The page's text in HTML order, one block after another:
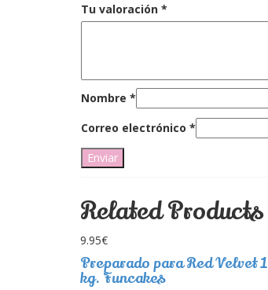
Tu valoración *
Nombre *
Correo electrónico *
Related Products
9.95€
Preparado para Red Velvet 1
kg. Funcakes